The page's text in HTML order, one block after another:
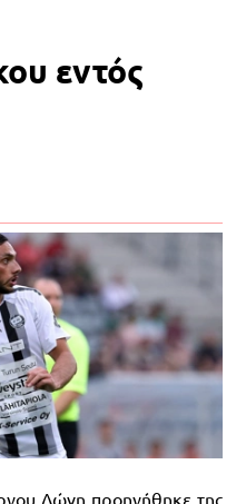
εντός
Δώνη προηγήθηκε της